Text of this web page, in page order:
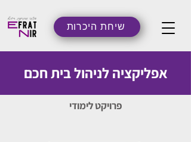
054-5546462
שיחת היכרות
אפליקציה לניהול בית חכם
פרויקט לימודי